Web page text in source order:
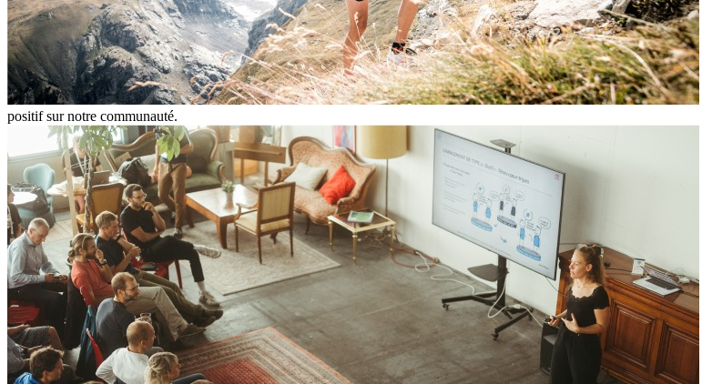
positif sur notre communauté.